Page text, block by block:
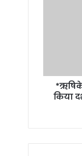
किया